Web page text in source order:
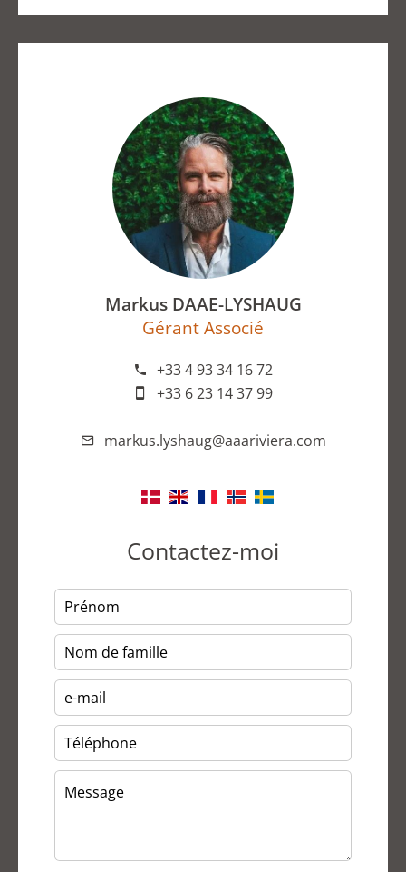
Markus DAAE-LYSHAUG
Gérant Associé
+33 4 93 34 16 72
+33 6 23 14 37 99
markus.lyshaug@aaariviera.com
Contactez-moi